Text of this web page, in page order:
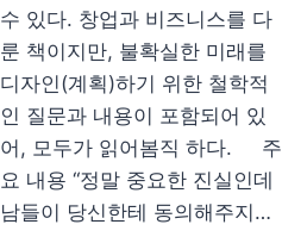
수 있다. 창업과 비즈니스를 다
룬 책이지만, 불확실한 미래를
디자인(계획)하기 위한 철학적
인 질문과 내용이 포함되어 있
어, 모두가 읽어봄직 하다. 주
요 내용 “정말 중요한 진실인데
남들이 당신한테 동의해주지…